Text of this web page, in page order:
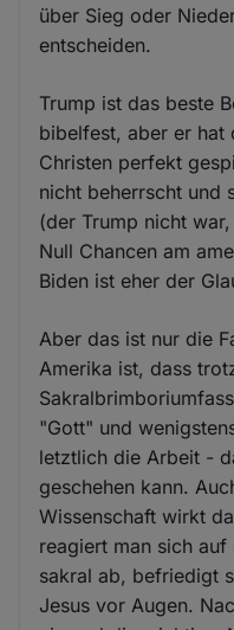
über Sieg oder
entscheiden.
Trump ist das beste
bibelfest, aber er hat
Christen perfekt
nicht beherrscht und
(der Trump nicht
Null Chancen am
Biden ist eher der
Aber das ist nur die
Amerika ist, dass
"Gott" und
letztlich die Arbeit -
geschehen kann.
Wissenschaft wirkt
reagiert man sich auf
sakral ab, befriedigt
Jesus vor Augen.